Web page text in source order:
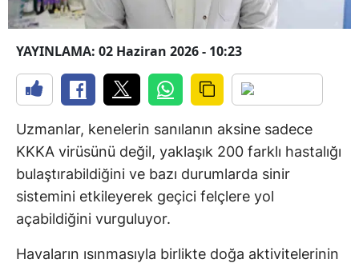
YAYINLAMA: 02 Haziran 2026 - 10:23
Uzmanlar, kenelerin sanılanın aksine sadece
KKKA virüsünü değil, yaklaşık 200 farklı hastalığı
bulaştırabildiğini ve bazı durumlarda sinir
sistemini etkileyerek geçici felçlere yol
açabildiğini vurguluyor.
Havaların ısınmasıyla birlikte doğa aktivitelerinin